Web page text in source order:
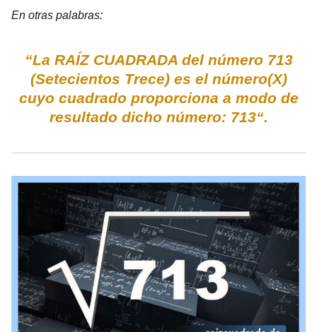
En otras palabras:
“La RAÍZ CUADRADA del número 713
(Setecientos Trece) es el número(X)
cuyo cuadrado proporciona a modo de
resultado dicho número: 713“.